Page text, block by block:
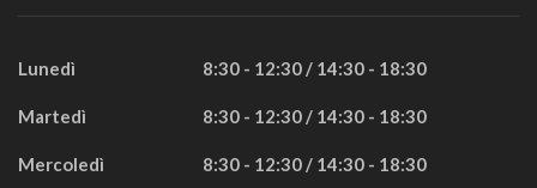
Lunedì 8:30 - 12:30 / 14:30 - 18:30
Martedì 8:30 - 12:30 / 14:30 - 18:30
Mercoledì 8:30 - 12:30 / 14:30 - 18:30